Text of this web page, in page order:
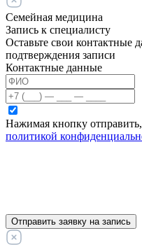
Семейная медицина
Запись к специалисту
Оставьте свои
подтверждения записи
Контактные данные
Нажимая кнопку
политикой
Отправить заявку на запись